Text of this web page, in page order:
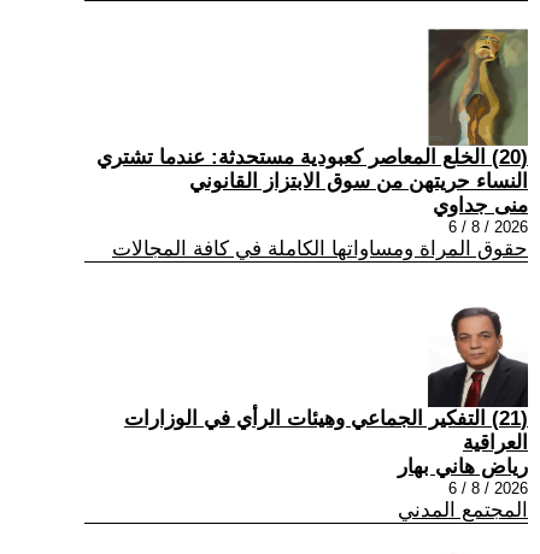
(20) الخلع المعاصر كعبودية مستحدثة: عندما تشتري
النساء حريتهن من سوق الابتزاز القانوني
منى جداوي
2026 / 8 / 6
حقوق المراة ومساواتها الكاملة في كافة المجالات
(21) التفكير الجماعي وهيئات الرأي في الوزارات
العراقية
رياض هاني بهار
2026 / 8 / 6
المجتمع المدني